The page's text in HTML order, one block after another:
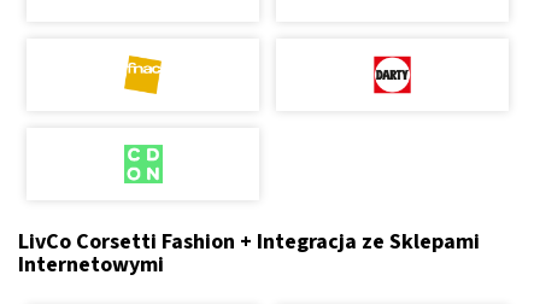
LivCo Corsetti Fashion + Integracja ze Sklepami
Internetowymi